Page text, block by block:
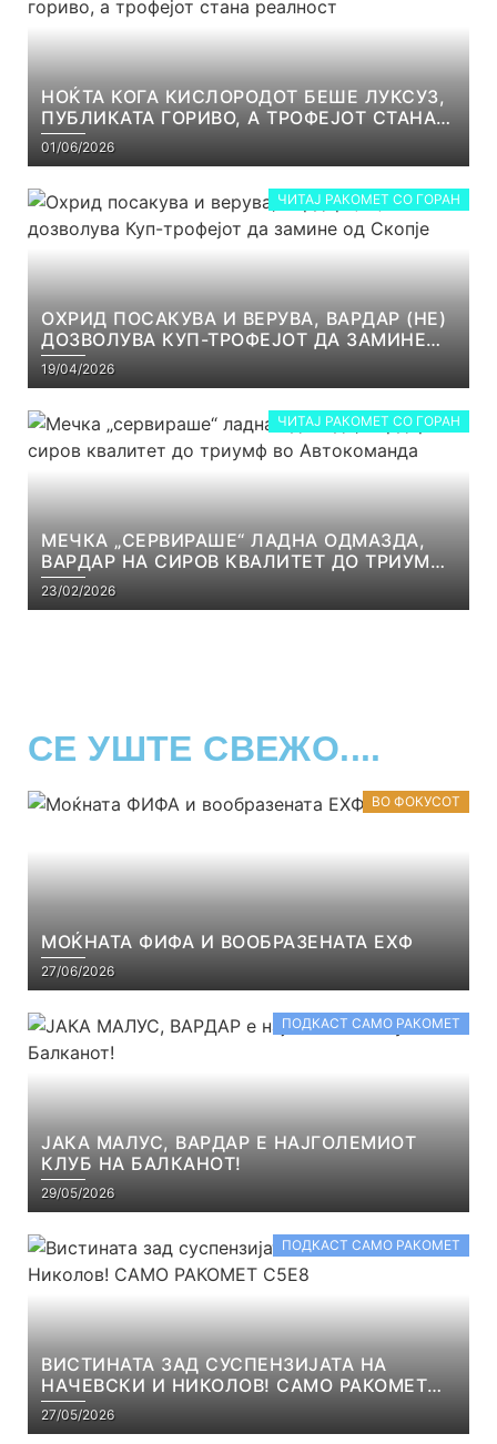
НОЌТА КОГА КИСЛОРОДОТ БЕШЕ ЛУКСУЗ,
ПУБЛИКАТА ГОРИВО, А ТРОФЕЈОТ СТАНА
РЕАЛНОСТ
01/06/2026
ЧИТАЈ РАКОМЕТ СО ГОРАН
ОХРИД ПОСАКУВА И ВЕРУВА, ВАРДАР (НЕ)
ДОЗВОЛУВА КУП-ТРОФЕЈОТ ДА ЗАМИНЕ
ОД СКОПЈЕ
19/04/2026
ЧИТАЈ РАКОМЕТ СО ГОРАН
МЕЧКА „СЕРВИРАШЕ“ ЛАДНА ОДМАЗДА,
ВАРДАР НА СИРОВ КВАЛИТЕТ ДО ТРИУМФ
ВО АВТОКОМАНДА
23/02/2026
СЕ УШТЕ СВЕЖО....
ВО ФОКУСОТ
МОЌНАТА ФИФА И ВООБРАЗЕНАТА ЕХФ
27/06/2026
ПОДКАСТ САМО РАКОМЕТ
ЈАКА МАЛУС, ВАРДАР Е НАЈГОЛЕМИОТ
КЛУБ НА БАЛКАНОТ!
29/05/2026
ПОДКАСТ САМО РАКОМЕТ
ВИСТИНАТА ЗАД СУСПЕНЗИЈАТА НА
НАЧЕВСКИ И НИКОЛОВ! САМО РАКОМЕТ
С5Е8
27/05/2026